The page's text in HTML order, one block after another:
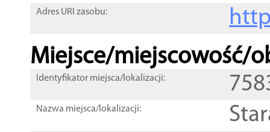
Adres URI zasobu:
Miejsce/miejscowość/
Identyfikator miejsca/lokalizacji:
Nazwa miejsca/lokalizacji: